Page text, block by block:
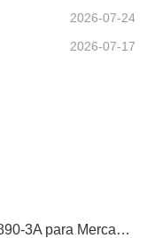
2026-07-24
2026-07-17
Peças de APLICATIVO em Material A890-3A para Mercado Asiático